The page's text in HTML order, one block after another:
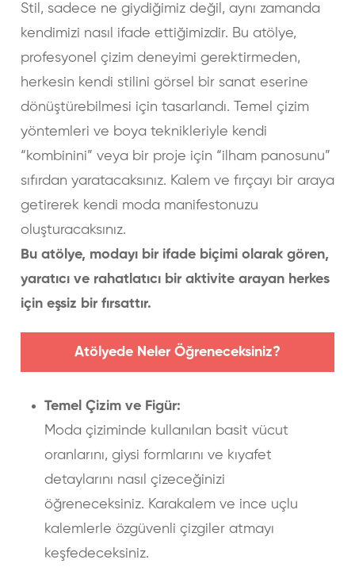
Stil, sadece ne giydiğimiz değil, aynı zamanda
kendimizi nasıl ifade ettiğimizdir. Bu atölye,
profesyonel çizim deneyimi gerektirmeden,
herkesin kendi stilini görsel bir sanat eserine
dönüştürebilmesi için tasarlandı. Temel çizim
yöntemleri ve boya teknikleriyle kendi
“kombinini” veya bir proje için “ilham panosunu”
sıfırdan yaratacaksınız. Kalem ve fırçayı bir araya
getirerek kendi moda manifestonuzu
oluşturacaksınız.
Bu atölye, modayı bir ifade biçimi olarak gören,
yaratıcı ve rahatlatıcı bir aktivite arayan herkes
için eşsiz bir fırsattır.
Atölyede Neler Öğreneceksiniz?
Temel Çizim ve Figür:
Moda çiziminde kullanılan basit vücut
oranlarını, giysi formlarını ve kıyafet
detaylarını nasıl çizeceğinizi
öğreneceksiniz. Karakalem ve ince uçlu
kalemlerle özgüvenli çizgiler atmayı
keşfedeceksiniz.